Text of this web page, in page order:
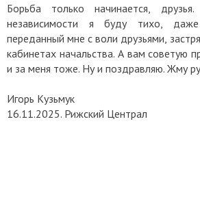
Борьба только начинается,
независимости я буду тихо,
переданный мне с воли друзьями,
кабинетах начальства. А вам советую
и за меня тоже. Ну и поздравляю. Жму
Игорь Кузьмук
16.11.2025. Рижский Централ